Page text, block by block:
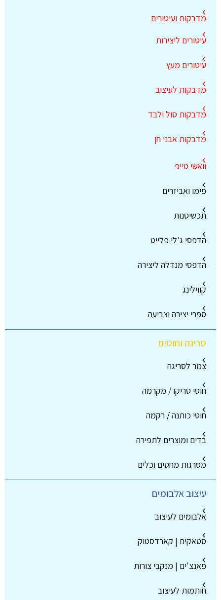
מדבקות ועיטורים
עיטורים ליצירות
עיטורים מעץ
מדבקות לעיצוב
מדבקות סול ולבד
מדבקות אבני חן
וואשי טייפ
פימו ואביזרים
תכשיטנות
הדפסי ג'לי פלייט
הדפסי מנדלה ליצירה
קווילינג
ספרי יצירה וצביעה
סריגה וחוטים
צמר לסריגה
חוטי טריקו / מקרמה
חוטי כותנה / רקמה
בדים ומוצרים לתפירה
מסרגות מחטים וכלים
עיצוב אלבומים
אלבומים לעיצוב
סטאקים | קארדסטוק
פאנצ'ים | מנקבי צורות
חותמות לעיצוב